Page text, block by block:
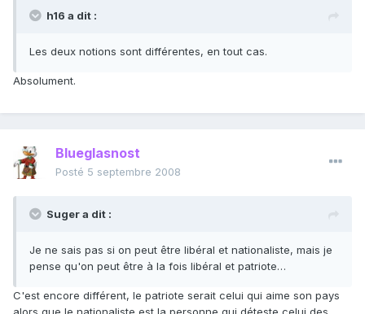
h16 a dit :
Les deux notions sont différentes, en tout cas.
Absolument.
Blueglasnost
Posté 5 septembre 2008
Suger a dit :
Je ne sais pas si on peut être libéral et nationaliste, mais je
pense qu'on peut être à la fois libéral et patriote…
C'est encore différent, le patriote serait celui qui aime son pays